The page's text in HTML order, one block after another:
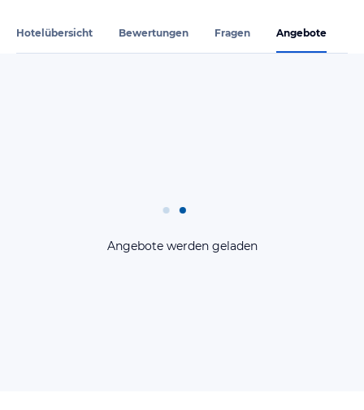
Hotelübersicht Bewertungen Fragen Angebote
Angebote werden geladen